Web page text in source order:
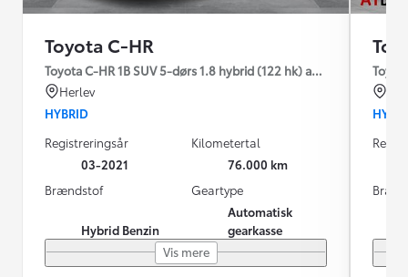
Toyota C-HR
Toyota C-HR 1B SUV 5-dørs 1.8 hybrid (122 hk) aut. gear C-LUB -
Herlev
HYBRID
Registreringsår
03-2021
Kilometertal
76.000 km
Brændstof
Hybrid Benzin
Geartype
Automatisk
gearkasse
Vis mere